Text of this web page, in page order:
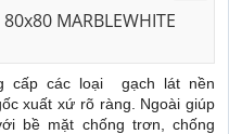
MARBLEWHITE
cấp các loại gạch lát nền
xuất xứ rõ ràng. Ngoài giúp
bề mặt chống trơn, chống